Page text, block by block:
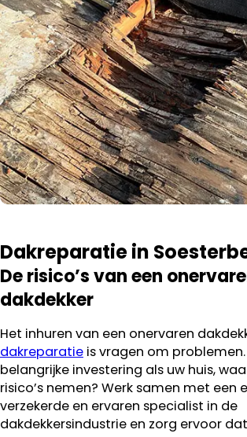
Dakreparatie in
De risico’s van een
dakdekker
Het inhuren van een onervaren
dakreparatie is vragen om problemen.
belangrijke investering als uw huis,
risico’s nemen? Werk samen met een
verzekerde en ervaren specialist in de
dakdekkersindustrie en zorg ervoor